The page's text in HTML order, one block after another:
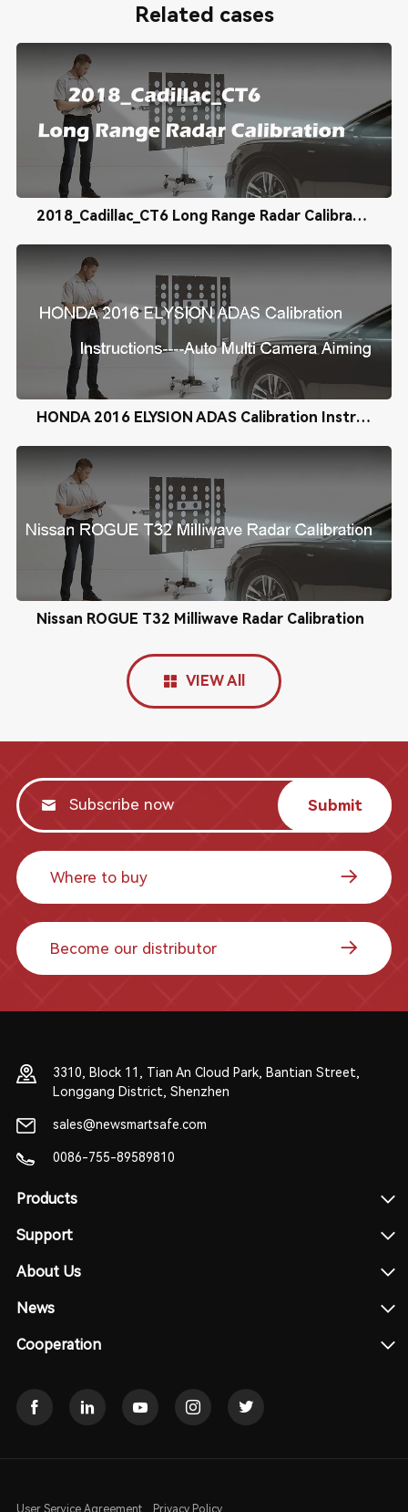
Related cases
2018_Cadillac_CT6 Long Range Radar Calibration
HONDA 2016 ELYSION ADAS Calibration Instructions----Auto Multi Camera Aiming
Nissan ROGUE T32 Milliwave Radar Calibration
VIEW All
Submit
Where to buy
Become our distributor
3310, Block 11, Tian An Cloud Park, Bantian Street,
Longgang District, Shenzhen
sales@newsmartsafe.com
0086-755-89589810
Products
Support
About Us
News
Cooperation
User Service Agreement Privacy Policy